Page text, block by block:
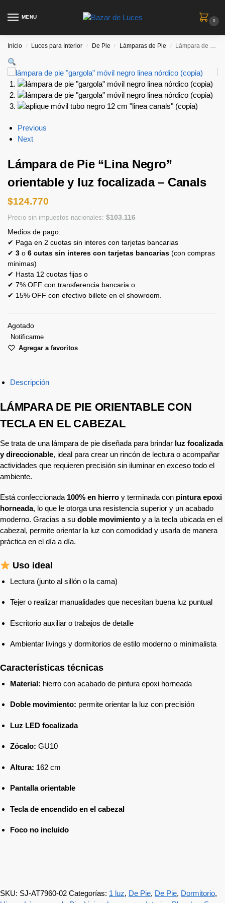
MENU
0
Inicio / Luces para Interior / De Pie / Lámparas de Pie / Lámpara de Pie “Lina Negro” orientable y luz focalizada – Canals
Previous
Next
Lámpara de Pie “Lina Negro”
orientable y luz focalizada – Canals
$124.770
Precio sin impuestos nacionales: $103.116
Medios de pago:
✔ Paga en 2 cuotas sin interes con tarjetas bancarias
✔ 3 o 6 cutas sin interes con tarjetas bancarias (con compras
minimas)
✔ Hasta 12 cuotas fijas o
✔ 7% OFF con transferencia bancaria o
✔ 15% OFF con efectivo billete en el showroom.
Agotado
Notificarme
Agregar a favoritos
Descripción
LÁMPARA DE PIE ORIENTABLE CON
TECLA EN EL CABEZAL
Se trata de una lámpara de pie diseñada para brindar luz focalizada
y direccionable, ideal para crear un rincón de lectura o acompañar
actividades que requieren precisión sin iluminar en exceso todo el
ambiente.
Está confeccionada 100% en hierro y terminada con pintura epoxi
horneada, lo que le otorga una resistencia superior y un acabado
moderno. Gracias a su doble movimiento y a la tecla ubicada en el
cabezal, permite orientar la luz con comodidad y usarla de manera
práctica en el día a día.
Uso ideal
Lectura (junto al sillón o la cama)
Tejer o realizar manualidades que necesitan buena luz puntual
Escritorio auxiliar o trabajos de detalle
Ambientar livings y dormitorios de estilo moderno o minimalista
Características técnicas
Material: hierro con acabado de pintura epoxi horneada
Doble movimiento: permite orientar la luz con precisión
Luz LED focalizada
Zócalo: GU10
Altura: 162 cm
Pantalla orientable
Tecla de encendido en el cabezal
Foco no incluido
SKU: SJ-AT7960-02 Categorías: 1 luz, De Pie, De Pie, Dormitorio,